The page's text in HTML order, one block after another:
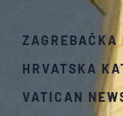
HRVATSKA
VATICAN